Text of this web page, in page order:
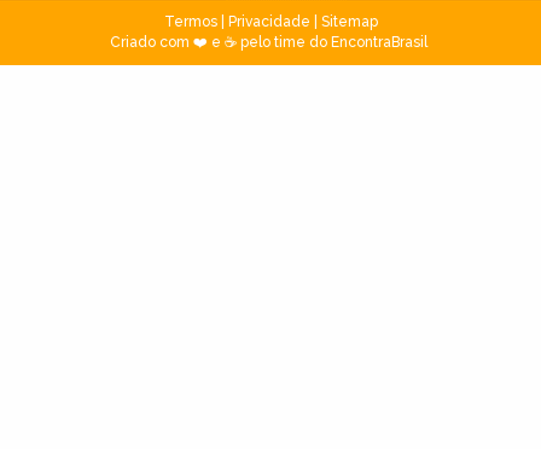
Termos| Privacidade
Sitemap
Criado com ❤️ e ☕ pelo time do EncontraBrasil